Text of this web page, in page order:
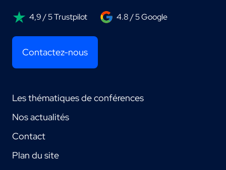
4,9 / 5 Trustpilot 4.8 / 5 Google
Contactez-nous
Les thématiques de conférences
Nos actualités
Contact
Plan du site